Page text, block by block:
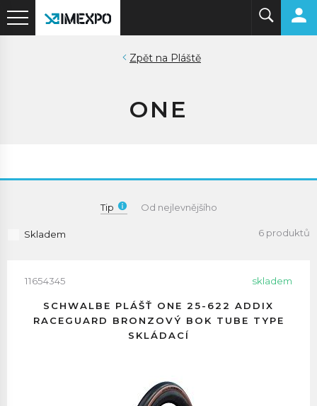
Pláště
ONE
Tip Od nejlevnějšího
Skladem 6 produktů
11654345 skladem
SCHWALBE PLÁŠŤ ONE 25-622 ADDIX
RACEGUARD BRONZOVÝ BOK TUBE TYPE
SKLÁDACÍ